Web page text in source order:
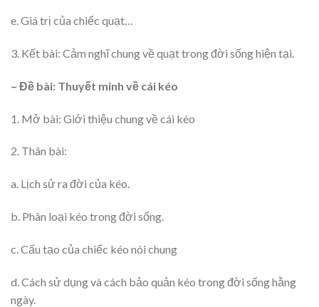
e. Giá trị của chiếc quạt…
3. Kết bài: Cảm nghĩ chung về quạt trong đời sống hiện tại.
– Đề bài: Thuyết minh về cái kéo
1. Mở bài: Giới thiệu chung về cái kéo
2. Thân bài:
a. Lịch sử ra đời của kéo.
b. Phân loại kéo trong đời sống.
c. Cấu tạo của chiếc kéo nói chung
d. Cách sử dụng và cách bảo quản kéo trong đời sống hằng
ngày.